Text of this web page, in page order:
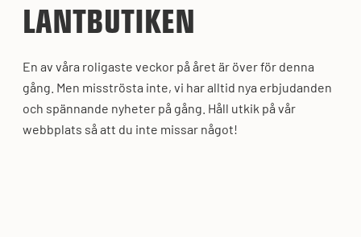
LANTBUTIKEN
En av våra roligaste veckor på året är över för denna
gång. Men misströsta inte, vi har alltid nya erbjudanden
och spännande nyheter på gång. Håll utkik på vår
webbplats så att du inte missar något!